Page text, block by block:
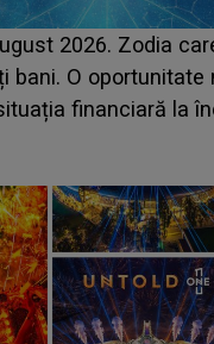
2026. Zodia
bani. O oportunitate
financiară la